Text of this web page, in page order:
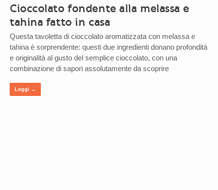
Cioccolato fondente alla melassa e
tahina fatto in casa
Questa tavoletta di cioccolato aromatizzata con melassa e
tahina è sorprendente: questi due ingredienti donano profondità
e originalità al gusto del semplice cioccolato, con una
combinazione di sapori assolutamente da scoprire
Leggi →